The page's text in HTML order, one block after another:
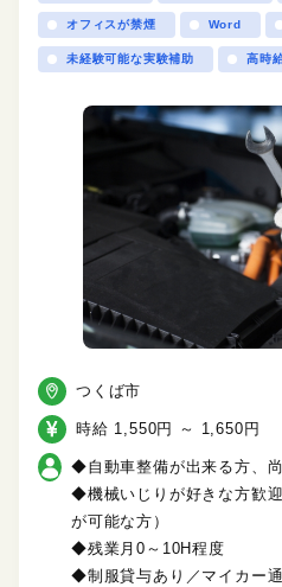
オフィスが禁煙 Word
未経験可能な実験補助 高時
つくば市
時給 1,550円 ～ 1,650円
◆自動車整備が出来る方、
◆機械いじりが好きな方歓
が可能な方）
◆残業月0～10H程度
◆制服貸与あり／マイカー